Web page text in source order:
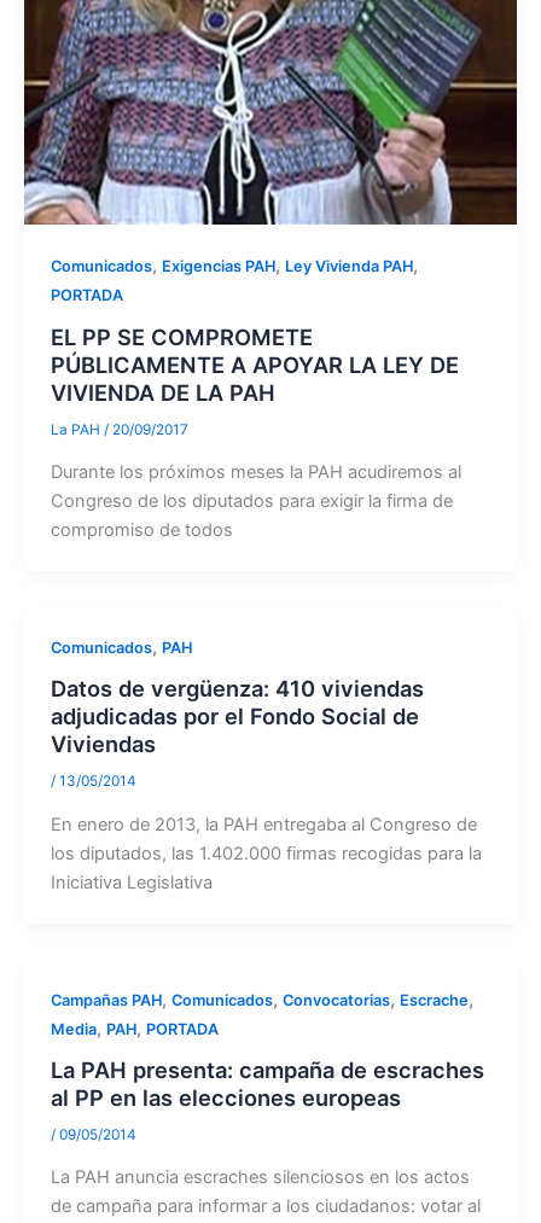
Comunicados, Exigencias PAH, Ley Vivienda PAH,
PORTADA
EL PP SE COMPROMETE
PÚBLICAMENTE A APOYAR LA LEY DE
VIVIENDA DE LA PAH
La PAH / 20/09/2017
Durante los próximos meses la PAH acudiremos al
Congreso de los diputados para exigir la firma de
compromiso de todos
Comunicados, PAH
Datos de vergüenza: 410 viviendas
adjudicadas por el Fondo Social de
Viviendas
/ 13/05/2014
En enero de 2013, la PAH entregaba al Congreso de
los diputados, las 1.402.000 firmas recogidas para la
Iniciativa Legislativa
Campañas PAH, Comunicados, Convocatorias, Escrache,
Media, PAH, PORTADA
La PAH presenta: campaña de escraches
al PP en las elecciones europeas
/ 09/05/2014
La PAH anuncia escraches silenciosos en los actos
de campaña para informar a los ciudadanos: votar al